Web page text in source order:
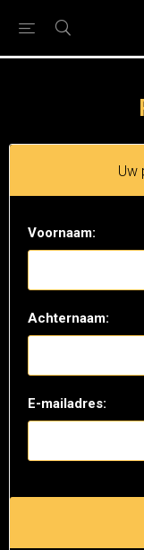
Uw
Voornaam:
Achternaam:
E-mailadres: